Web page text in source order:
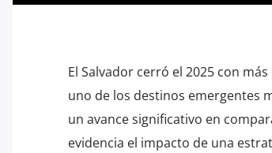
El Salvador cerró el 2025 con
uno de los destinos emergentes
un avance significativo en
evidencia el impacto de una